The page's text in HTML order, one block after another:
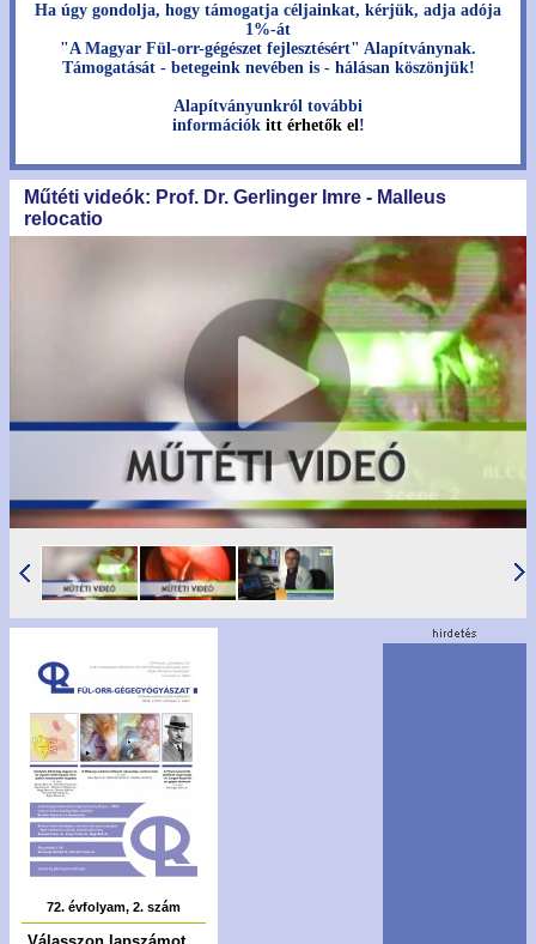
Ha úgy gondolja, hogy támogatja céljainkat, kérjük, adja adója
1%-át
"A Magyar Fül-orr-gégészet fejlesztésért" Alapítványnak.
Támogatását - betegeink nevében is - hálásan köszönjük!
Alapítványunkról további
információk itt érhetők el!
Műtéti videók: Prof. Dr. Gerlinger Imre - Malleus
relocatio
72. évfolyam, 2. szám